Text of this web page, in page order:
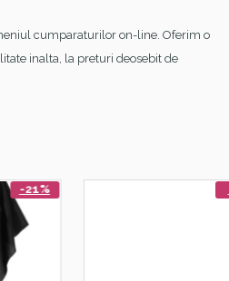
cumparaturilor on-line. Oferim o
inalta, la preturi deosebit de